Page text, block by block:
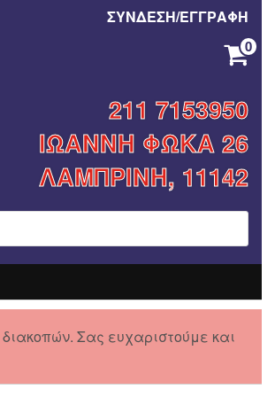
ΣΥΝΔΕΣΗ/ΕΓΓΡΑΦΗ
0
211 7153950
ΙΩΑΝΝΗ ΦΩΚΑ 26
ΛΑΜΠΡΙΝΗ, 11142
Σας ευχαριστούμε και